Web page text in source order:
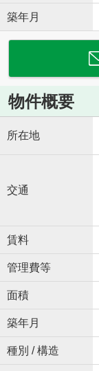
築年月
物件概要
所在地
交通
賃料
管理費等
面積
築年月
種別 / 構造